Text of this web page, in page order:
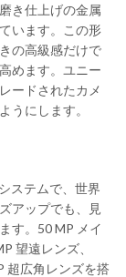
き仕上げの金属
います。この形
の高級感だけで
めます。ユニー
ードされたカメ
うにします。
ステムで、世界
アップでも、見
す。50 MP メイ
望遠レンズ、
超広角レンズを搭